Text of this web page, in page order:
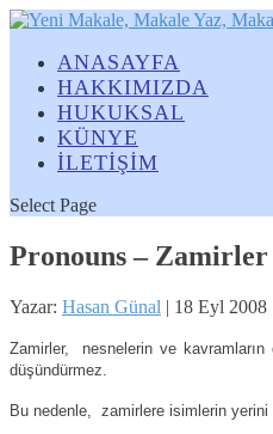
ANASAYFA
HAKKIMIZDA
HUKUKSAL
KÜNYE
İLETİŞİM
Select Page
Pronouns – Zamirler
Yazar: Hasan Günal | 18 Eyl 2008
Zamirler, nesnelerin ve
düşündürmez.
Bu nedenle, zamirlere isimlerin